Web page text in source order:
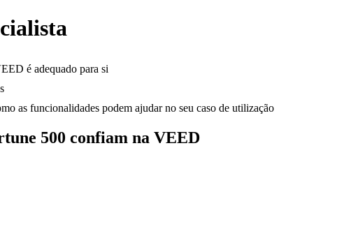
é adequado para si
as funcionalidades podem ajudar no seu caso de utilização
500 confiam na VEED